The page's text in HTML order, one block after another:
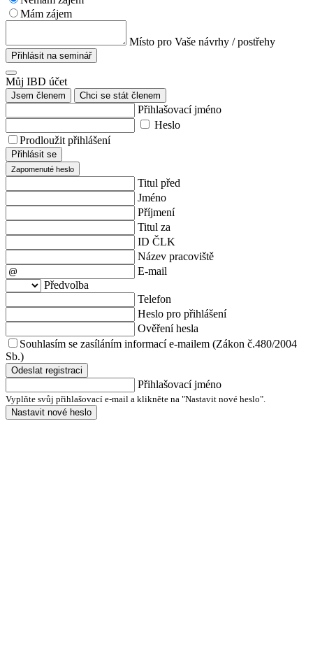
Mám zájem
Místo pro Vaše návrhy / postřehy
Přihlásit na seminář
Můj IBD účet
Jsem členem Chci se stát členem
Přihlašovací jméno
Heslo
Prodloužit přihlášení
Přihlásit se
Zapomenuté heslo
Titul před
Jméno
Příjmení
Titul za
ID ČLK
Název pracoviště
E-mail
Předvolba
Telefon
Heslo pro přihlášení
Ověření hesla
Souhlasím se zasíláním informací e-mailem (Zákon č.480/2004
Sb.)
Odeslat registraci
Přihlašovací jméno
Vyplňte svůj přihlašovací e-mail a klikněte na "Nastavit nové heslo".
Nastavit nové heslo